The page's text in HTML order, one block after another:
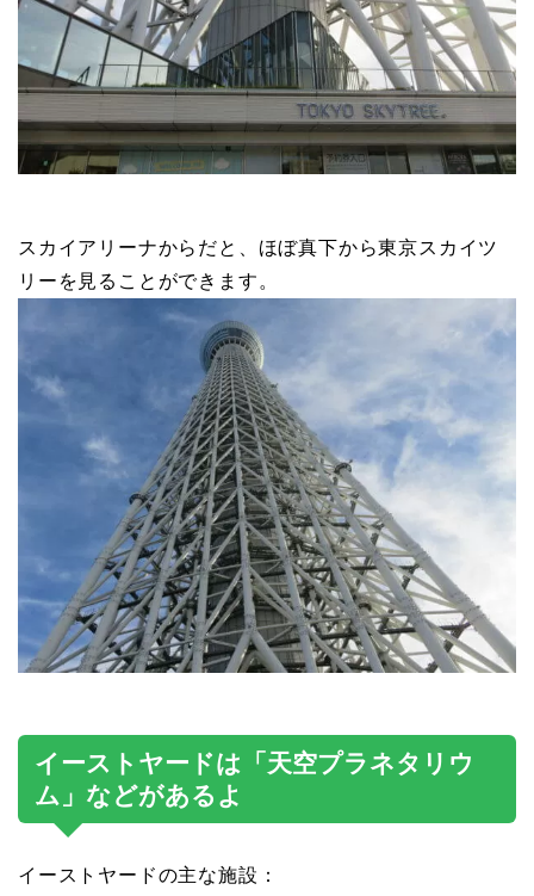
スカイアリーナからだと、ほぼ真下から東京スカイツ
リーを見ることができます。
イーストヤードは「天空プラネタリウ
ム」などがあるよ
イーストヤードの主な施設：